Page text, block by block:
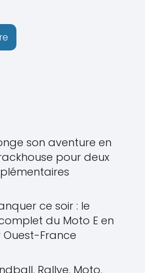
son aventure en
pour deux
ce soir : le
du Moto E en
France
Rallye, Moto,